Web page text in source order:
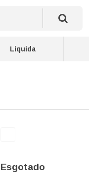
Liquida
Esgotado